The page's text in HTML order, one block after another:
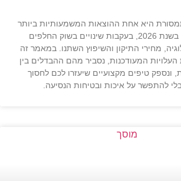
היא אחת ההוצאות המשמעותיות ביותר
בתחזוקת הרכב. בשנת 2026, בעקבות שינויים בשוק החלפים
מחירי התיקון והשיפוץ השתנו. במאמר זה
המעודכנות, נסביר מהם ההבדלים בין
ונספק טיפים מקצועיים שיעזרו לכם לחסוך
להתפשר על איכות ובטיחות הנסיעה.